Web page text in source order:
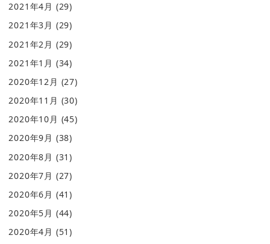
2021年4月 (29)
2021年3月 (29)
2021年2月 (29)
2021年1月 (34)
2020年12月 (27)
2020年11月 (30)
2020年10月 (45)
2020年9月 (38)
2020年8月 (31)
2020年7月 (27)
2020年6月 (41)
2020年5月 (44)
2020年4月 (51)